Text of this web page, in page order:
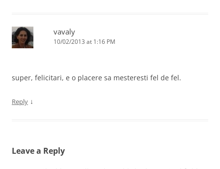
vavaly
10/02/2013 at 1:16 PM
super, felicitari, e o placere sa mesteresti fel de fel.
Reply ↓
Leave a Reply